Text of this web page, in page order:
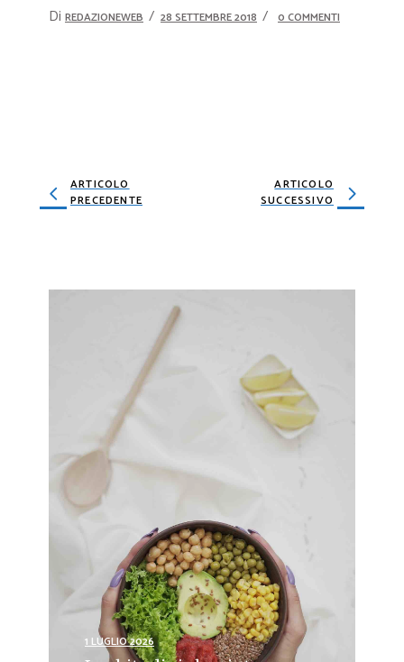
Di REDAZIONEWEB 28 SETTEMBRE 2018 0 COMMENTI
ARTICOLO
PRECEDENTE
ARTICOLO
SUCCESSIVO
1 LUGLIO 2026